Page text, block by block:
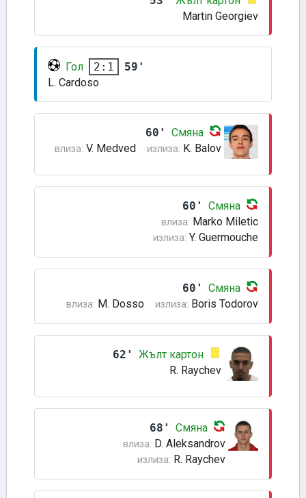
Martin Georgiev
Гол 2:1
59'
L. Cardoso
60' Смяна
влиза: V. Medved излиза: K. Balov
60' Смяна
влиза: Marko Miletic
излиза: Y. Guermouche
60' Смяна
влиза: M. Dosso излиза: Boris Todorov
62'
Жълт картон
R. Raychev
68' Смяна
влиза: D. Aleksandrov
излиза: R. Raychev